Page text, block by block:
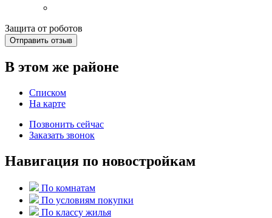
Защита от роботов
Отправить отзыв
В этом же районе
Списком
На карте
Позвонить сейчас
Заказать звонок
Навигация по новостройкам
По комнатам
По условиям покупки
По классу жилья